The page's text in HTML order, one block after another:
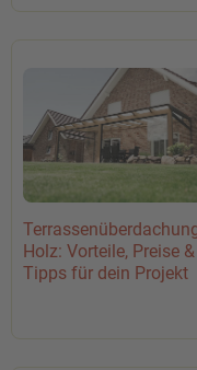
Holz: Vorteile, Preise &
Tipps für dein Projekt